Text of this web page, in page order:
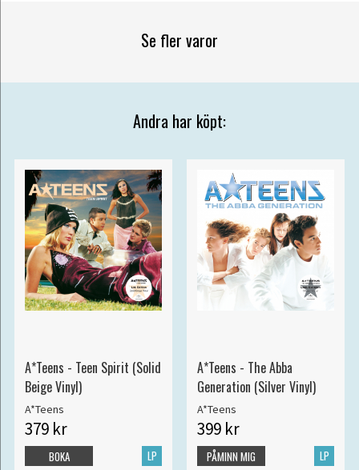
Se fler varor
Andra har köpt:
A*Teens - Teen Spirit (Solid
Beige Vinyl)
A*Teens
379 kr
LP
BOKA
A*Teens - The Abba
Generation (Silver Vinyl)
A*Teens
399 kr
LP
PÅMINN MIG